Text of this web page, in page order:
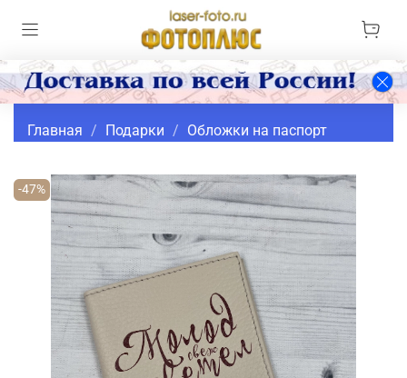
Главная Подарки Обложки на паспорт
-47%